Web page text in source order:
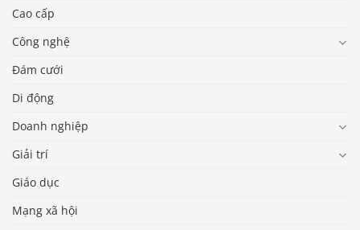
Cao cấp
Công nghệ
Đám cưới
Di động
Doanh nghiệp
Giải trí
Giáo dục
Mạng xã hội